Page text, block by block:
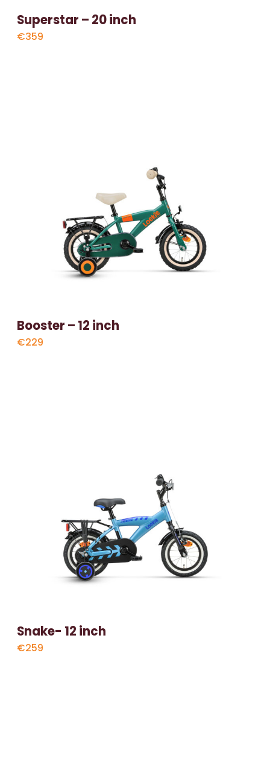
Superstar – 20 inch
€359
Booster – 12 inch
€229
Snake- 12 inch
€259